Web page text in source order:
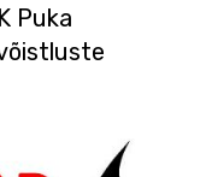
Puka